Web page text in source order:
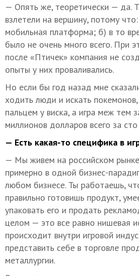
— Опять же, теоретически — да.
взлетели на вершину, потому
мобильная платформа; б) в то
было не очень много всего. При
после «Птичек» компания не
опыты у них проваливались.
Но если бы год назад мне
ходить люди и искать
пальцем у виска, а игра меж тем
миллионов долларов всего за
— Есть какая-то специфика в
— Мы живем на российском
примерно в одной бизнес-
любом бизнесе. Ты работаешь,
правильно готовишь продукт,
упаковать его и продать
целом — это все равно нишевая
происходит внутри игровой
представить себе в торговле
металлургии.